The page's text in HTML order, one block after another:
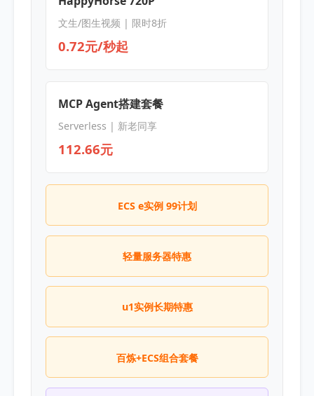
文生/图生视频 | 限时8折
0.72元/秒起
MCP Agent搭建套餐
Serverless | 新老同享
112.66元
ECS e实例 99计划
轻量服务器特惠
u1实例长期特惠
百炼+ECS组合套餐